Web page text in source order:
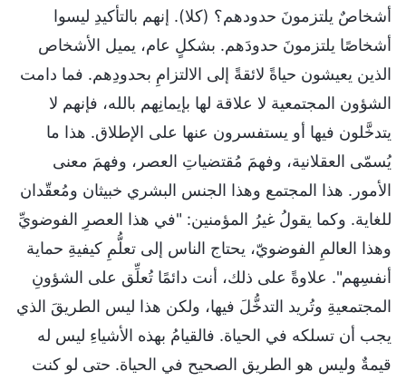
أشخاصٌ يلتزمونَ حدودهم؟ (كلا). إنهم بالتأكيدِ ليسوا
أشخاصًا يلتزمونَ حدودَهم. بشكلٍ عام، يميل الأشخاص
الذين يعيشون حياةً لائقةً إلى الالتزامِ بحدودِهم. فما دامت
الشؤون المجتمعية لا علاقة لها بإيمانِهم بالله، فإنهم لا
يتدخَّلون فيها أو يستفسرون عنها على الإطلاق. هذا ما
يُسمّى العقلانية، وفهمَ مُقتضياتِ العصر، وفهمَ معنى
الأمور. هذا المجتمع وهذا الجنس البشري خبيثان ومُعقّدان
للغاية. وكما يقولُ غيرُ المؤمنين: "في هذا العصرِ الفوضويِّ
وهذا العالمِ الفوضويّ، يحتاج الناس إلى تعلُّمِ كيفيةِ حماية
أنفسِهم". علاوةً على ذلك، أنت دائمًا تُعلِّق على الشؤونِ
المجتمعيةِ وتُريد التدخُّلَ فيها، ولكن هذا ليس الطريقَ الذي
يجب أن تسلكه في الحياة. فالقيامُ بهذه الأشياءِ ليس له
قيمةٌ وليس هو الطريق الصحيح في الحياة. حتى لو كنت